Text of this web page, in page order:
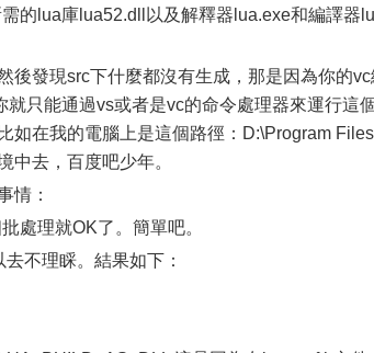
的lua庫lua52.dll以及解釋器lua.exe和編譯器
後發現src下什麼都沒有生成，那是因為你的vc
只能通過vs或者是vc的命令處理器來運行這
如在我的電腦上是這個路徑：D:\Program Files
中去，百度吧少年。
情：
處理就OK了。簡單吧。
不理睬。結果如下：